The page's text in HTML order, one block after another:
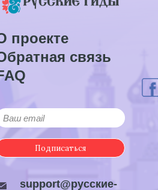
проекте
связь
Подписаться
support@русские-